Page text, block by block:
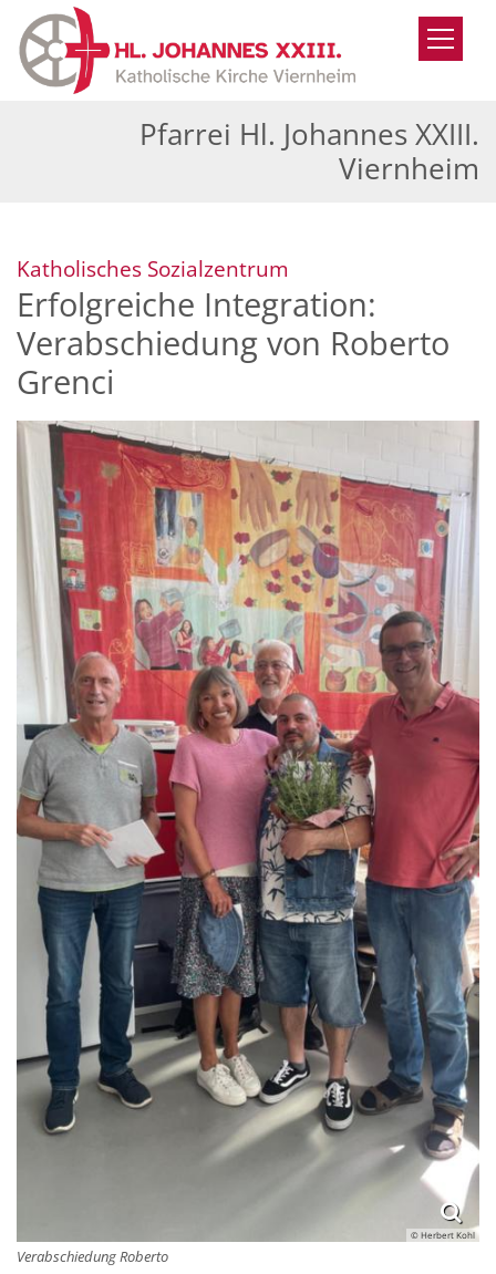
Zum Inhalt springen
Pfarrei Hl. Johannes XXIII.
Viernheim
Katholisches Sozialzentrum
Erfolgreiche Integration:
Verabschiedung von Roberto
Grenci
© Herbert Kohl
Verabschiedung Roberto